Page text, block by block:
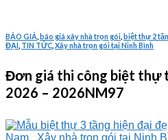
BÁO GIÁ báo giá xây nhà trọn gói biệt thự 2
ĐẠI TIN TỨC Xây nhà trọn gói tại Ninh Bình
Đơn giá thi công biệt thự
2026 – 2026NM97